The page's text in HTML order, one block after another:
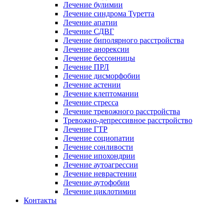
Лечение булимии
Лечение синдрома Туретта
Лечение апатии
Лечение СДВГ
Лечение биполярного расстройства
Лечение анорексии
Лечение бессонницы
Лечение ПРЛ
Лечение дисморфобии
Лечение астении
Лечение клептомании
Лечение стресса
Лечение тревожного расстройства
Тревожно-депрессивное расстройство
Лечение ГТР
Лечение социопатии
Лечение сонливости
Лечение ипохондрии
Лечение аутоагрессии
Лечение неврастении
Лечение аутофобии
Лечение циклотимии
Контакты